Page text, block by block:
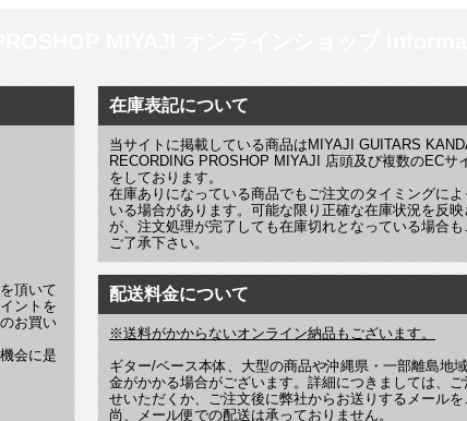
頂いて
ントを
お買い
会に是
在庫表記について
当サイトに掲載している商品はMIYAJI GUITARS
RECORDING PROSHOP MIYAJI 店頭及び複数のECサ
をしております。
在庫ありになっている商品でもご注文のタイミングに
いる場合があります。可能な限り正確な在庫状況を反
が、注文処理が完了しても在庫切れとなっている場合
ご了承下さい。
配送料金について
※送料がかからないオンライン納品もございます。
ギター/ベース本体、大型の商品や沖縄県・一部離島地
金がかかる場合がございます。詳細につきましては、
せいただくか、ご注文後に弊社からお送りするメールを
尚、メール便での配送は承っておりません。